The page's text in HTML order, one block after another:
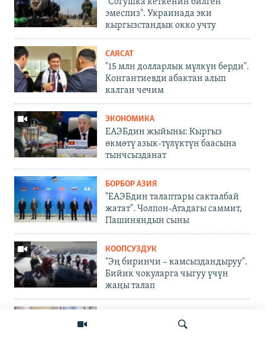
эмеспиз". Украинада эки
кыргызстандык окко учту
САЯСАТ
"15 млн долларлык мүлкүн берди".
Конгантиевди абактан алып
калган чечим
ЭКОНОМИКА
ЕАЭБдин жыйыны: Кыргыз
өкмөтү азык-түлүктүн баасына
тынчсызданат
БОРБОР АЗИЯ
"ЕАЭБдин талаптары сакталбай
жатат". Чолпон-Атадагы саммит,
Пашиняндын сыны
КООПСУЗДУК
"Эң биринчи – камсыздандыруу".
Бийик чокуларга чыгуу үчүн
жаңы талап
Гемодиализ чыры: акча